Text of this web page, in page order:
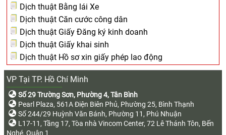
Dịch thuật Bằng lái Xe
Dịch thuật Căn cước công dân
Dịch thuật Giấy Đăng ký kinh doanh
Dịch thuật Giấy khai sinh
Dịch thuật Hồ sơ xin giấy phép lao động
VP Tại TP. Hồ Chí Minh
Số 29 Trường Sơn, Phường 4, Tân Bình
Pearl Plaza, 561A Điện Biên Phủ, Phường 25, Bình Thạnh
Số 244/29 Huỳnh Văn Bánh, Phường 11, Phú Nhuận
L17-11, Tầng 17, Tòa nhà Vincom Center, 72 Lê Thánh Tôn, Bến
Nghé, Quận 1